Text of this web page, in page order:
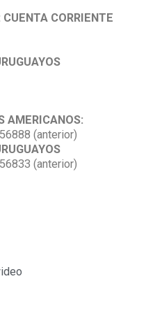
CUENTA CORRIENTE
AMERICANOS:
(anterior)
(anterior)